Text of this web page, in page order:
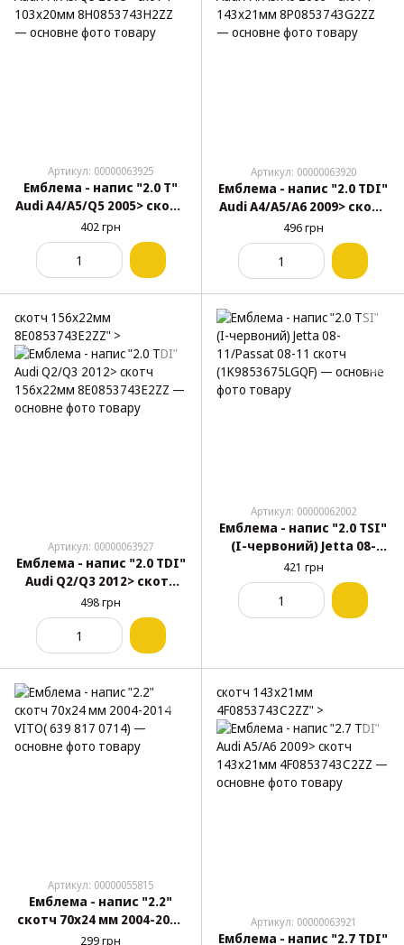
Артикул: 00000063925
Емблема - напис "2.0 T"
Audi A4/A5/Q5 2005> скотч
103х20мм 8H0853743H2ZZ
402 грн
Артикул: 00000063920
Емблема - напис "2.0 TDI"
Audi A4/A5/A6 2009> скотч
143х21мм 8P0853743G2ZZ
496 грн
скотч 156х22мм
8E0853743E2ZZ" >
Артикул: 00000063927
Емблема - напис "2.0 TDI"
Audi Q2/Q3 2012> скотч
156х22мм 8E0853743E2ZZ
498 грн
Артикул: 00000062002
Емблема - напис "2.0 TSI"
(I-червоний) Jetta 08-
11/Passat 08-11 скотч
(1K9853675LGQF)
421 грн
Артикул: 00000055815
Емблема - напис "2.2"
скотч 70x24 мм 2004-2014
VITO( 639 817 0714)
299 грн
скотч 143х21мм
4F0853743C2ZZ" >
Артикул: 00000063921
Емблема - напис "2.7 TDI"